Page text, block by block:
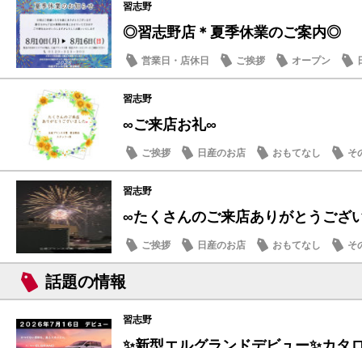
習志野
◎習志野店＊夏季休業のご案内◎
営業日・店休日 ご挨拶 オープン
習志野
∞ご来店お礼∞
ご挨拶 日産のお店 おもてなし そ
習志野
∞たくさんのご来店ありがとうござ
ご挨拶 日産のお店 おもてなし そ
話題の情報
習志野